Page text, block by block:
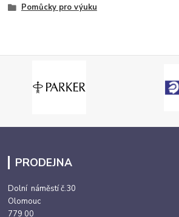
Pomůcky pro výuku
PRODEJNA
Dolní náměstí č.30
Olomouc
779 00